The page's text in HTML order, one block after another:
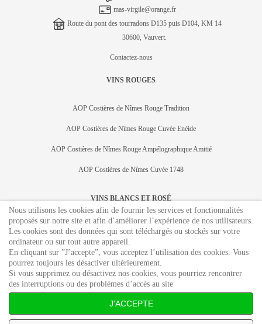
mas-virgile@orange.fr
Route du pont des tourradons D135 puis D104, KM 14
30600, Vauvert.
Contactez-nous
VINS ROUGES
AOP Costières de Nîmes Rouge Tradition
AOP Costières de Nîmes Rouge Cuvée Enéide
AOP Costières de Nîmes Rouge Ampélographique Amitié
AOP Costières de Nîmes Cuvée 1748
VINS BLANCS ET ROSÉ
AOP Costières de Nîmes Blanc Tradition
AOP Costières de Nîmes Perle Blanche
LIENS UTILES
Domaine Nos Vins
Nous utilisons les cookies afin de fournir les services et fonctionnalités
proposés sur notre site et afin d’améliorer l’expérience de nos utilisateurs.
Les cookies sont des données qui sont téléchargés ou stockés sur votre
ordinateur ou sur tout autre appareil.
En cliquant sur ”J’accepte”, vous acceptez l’utilisation des cookies. Vous
pourrez toujours les désactiver ultérieurement.
Si vous supprimez ou désactivez nos cookies, vous pourriez rencontrer
des interruptions ou des problèmes d’accès au site
J'ACCEPTE